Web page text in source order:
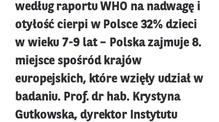
według raportu WHO na nadwagę i
otyłość cierpi w Polsce 32% dzieci
w wieku 7-9 lat – Polska zajmuje 8.
miejsce spośród krajów
europejskich, które wzięły udział w
badaniu. Prof. dr hab. Krystyna
Gutkowska, dyrektor Instytutu